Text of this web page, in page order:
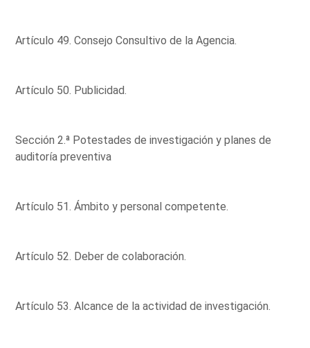
Artículo 49. Consejo Consultivo de la Agencia.
Artículo 50. Publicidad.
Sección 2.ª Potestades de investigación y planes de
auditoría preventiva
Artículo 51. Ámbito y personal competente.
Artículo 52. Deber de colaboración.
Artículo 53. Alcance de la actividad de investigación.